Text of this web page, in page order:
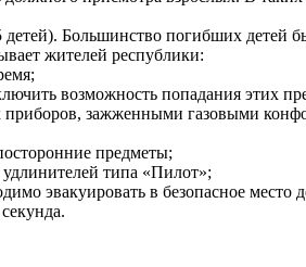
Большинство погибших детей
жителей республики:
возможность попадания этих
приборов, зажженными газовыми
предметы;
удлинителей типа «Пилот»;
эвакуировать в безопасное место